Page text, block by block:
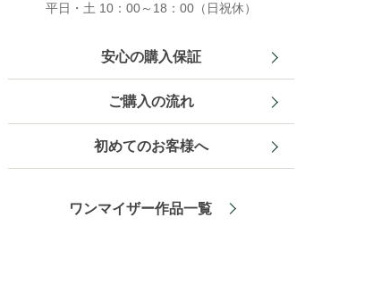
平日・土 10：00～18：00（日祝休）
安心の購入保証
ご購入の流れ
初めてのお客様へ
ワンマイザー作品一覧